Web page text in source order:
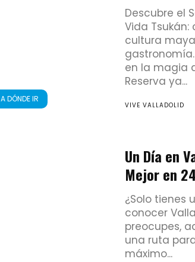
A DÓNDE IR
Descubre el
Vida Tsukán:
cultura
en la magia
Reserva ya...
VIVE VALLADOLID
Un Día en
Mejor en
¿Solo tienes
conocer
preocupes,
una ruta
máximo...